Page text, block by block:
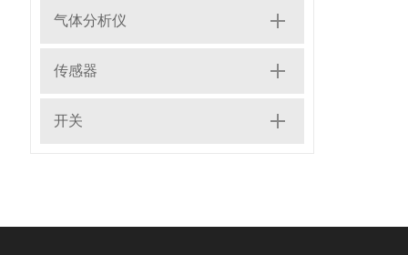
气体分析仪
传感器
开关